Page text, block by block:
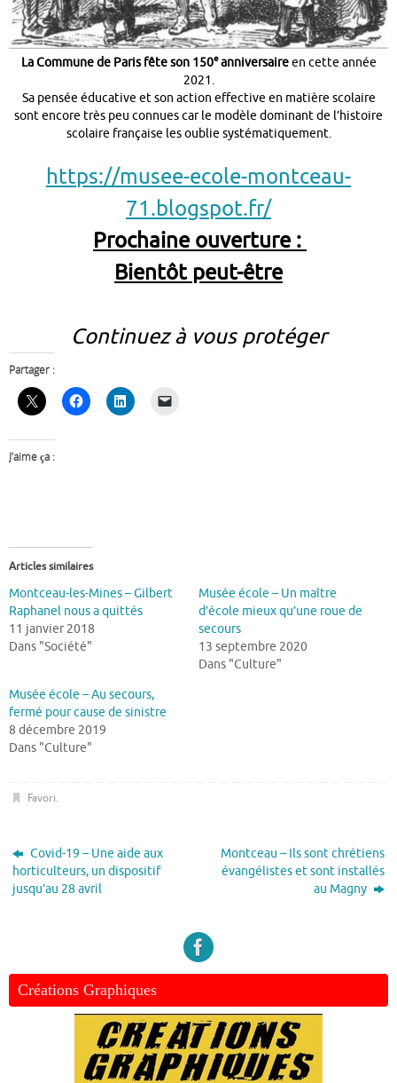
La Commune de Paris fête son 150eanniversaireen cette année
2021.
Sa pensée éducative et son action effective en matière scolaire
sont encore très peu connues car le modèle dominant de l’histoire
scolaire française les oublie systématiquement.
https://musee-ecole-montceau-
71.blogspot.fr/
Prochaine ouverture :
Bientôt peut-être
Continuez à vous protéger
Partager :
J’aime ça :
Articles similaires
Montceau-les-Mines – Gilbert
Raphanel nous a quittés
11 janvier 2018
Dans "Société"
Musée école – Un maître
d’école mieux qu’une roue de
secours
13 septembre 2020
Dans "Culture"
Musée école – Au secours,
fermé pour cause de sinistre
8 décembre 2019
Dans "Culture"
Favori.
Covid-19 – Une aide aux
horticulteurs, un dispositif
jusqu’au 28 avril
Montceau – Ils sont chrétiens
évangélistes et sont installés
au Magny
Créations Graphiques